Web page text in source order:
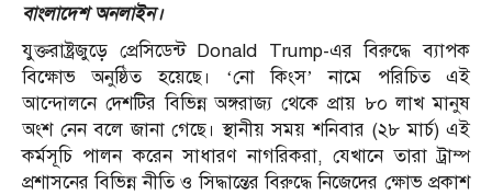
বাংলাদেশ অনলাইন।
যুক্তরাষ্ট্রজুড়ে প্রেসিডেন্ট Donald Trump-এর বিরুদ্ধে ব্যাপক
বিক্ষোভ অনুষ্ঠিত হয়েছে। ‘নো কিংস’ নামে পরিচিত এই
আন্দোলনে দেশটির বিভিন্ন অঙ্গরাজ্য থেকে প্রায় ৮০ লাখ মানুষ
অংশ নেন বলে জানা গেছে। স্থানীয় সময় শনিবার (২৮ মার্চ) এই
কর্মসূচি পালন করেন সাধারণ নাগরিকরা, যেখানে তারা ট্রাম্প
প্রশাসনের বিভিন্ন নীতি ও সিদ্ধান্তের বিরুদ্ধে নিজেদের ক্ষোভ প্রকাশ